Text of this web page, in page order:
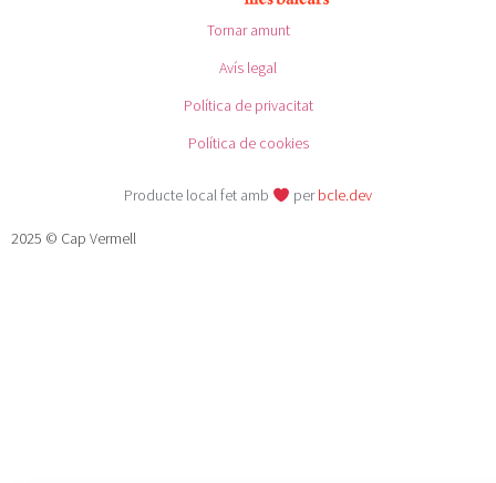
Tornar amunt
Avís legal
Política de privacitat
Política de cookies
Producte local fet amb perbcle.dev
2025 © Cap Vermell